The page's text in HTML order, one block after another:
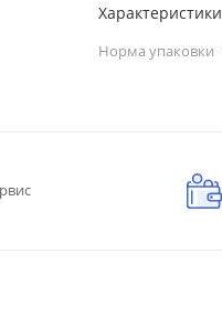
Характеристики
Норма упаковки